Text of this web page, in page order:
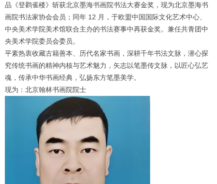
2
品《登鹳雀楼》斩获北京墨海书画院书法大赛金奖，现为北京墨海书
画院书法家协会会员；同年 12 月，于欧盟中国国际文化艺术中心、
中央美术学院美术馆联合主办的书法赛事中再获金奖。兼任共青团中
央美术学院委员会委员。
平素热衷收藏古籍善本、历代名家书画，深耕千年书法文脉，潜心探
究传统书画的精神内核与艺术魅力，矢志以笔墨传文脉，以匠心弘艺
魂，传承中华书画经典，弘扬东方笔墨美学。
现为：北京翰林书画院院士